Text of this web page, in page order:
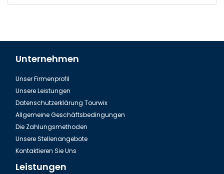
Unternehmen
Unser Firmenprofil
Unsere Leistungen
Datenschutzerklärung Tourwix
Allgemeine Geschäftsbedingungen
Die Zahlungsmethoden
Unsere Stellenangebote
Kontaktieren Sie Uns
Leistungen